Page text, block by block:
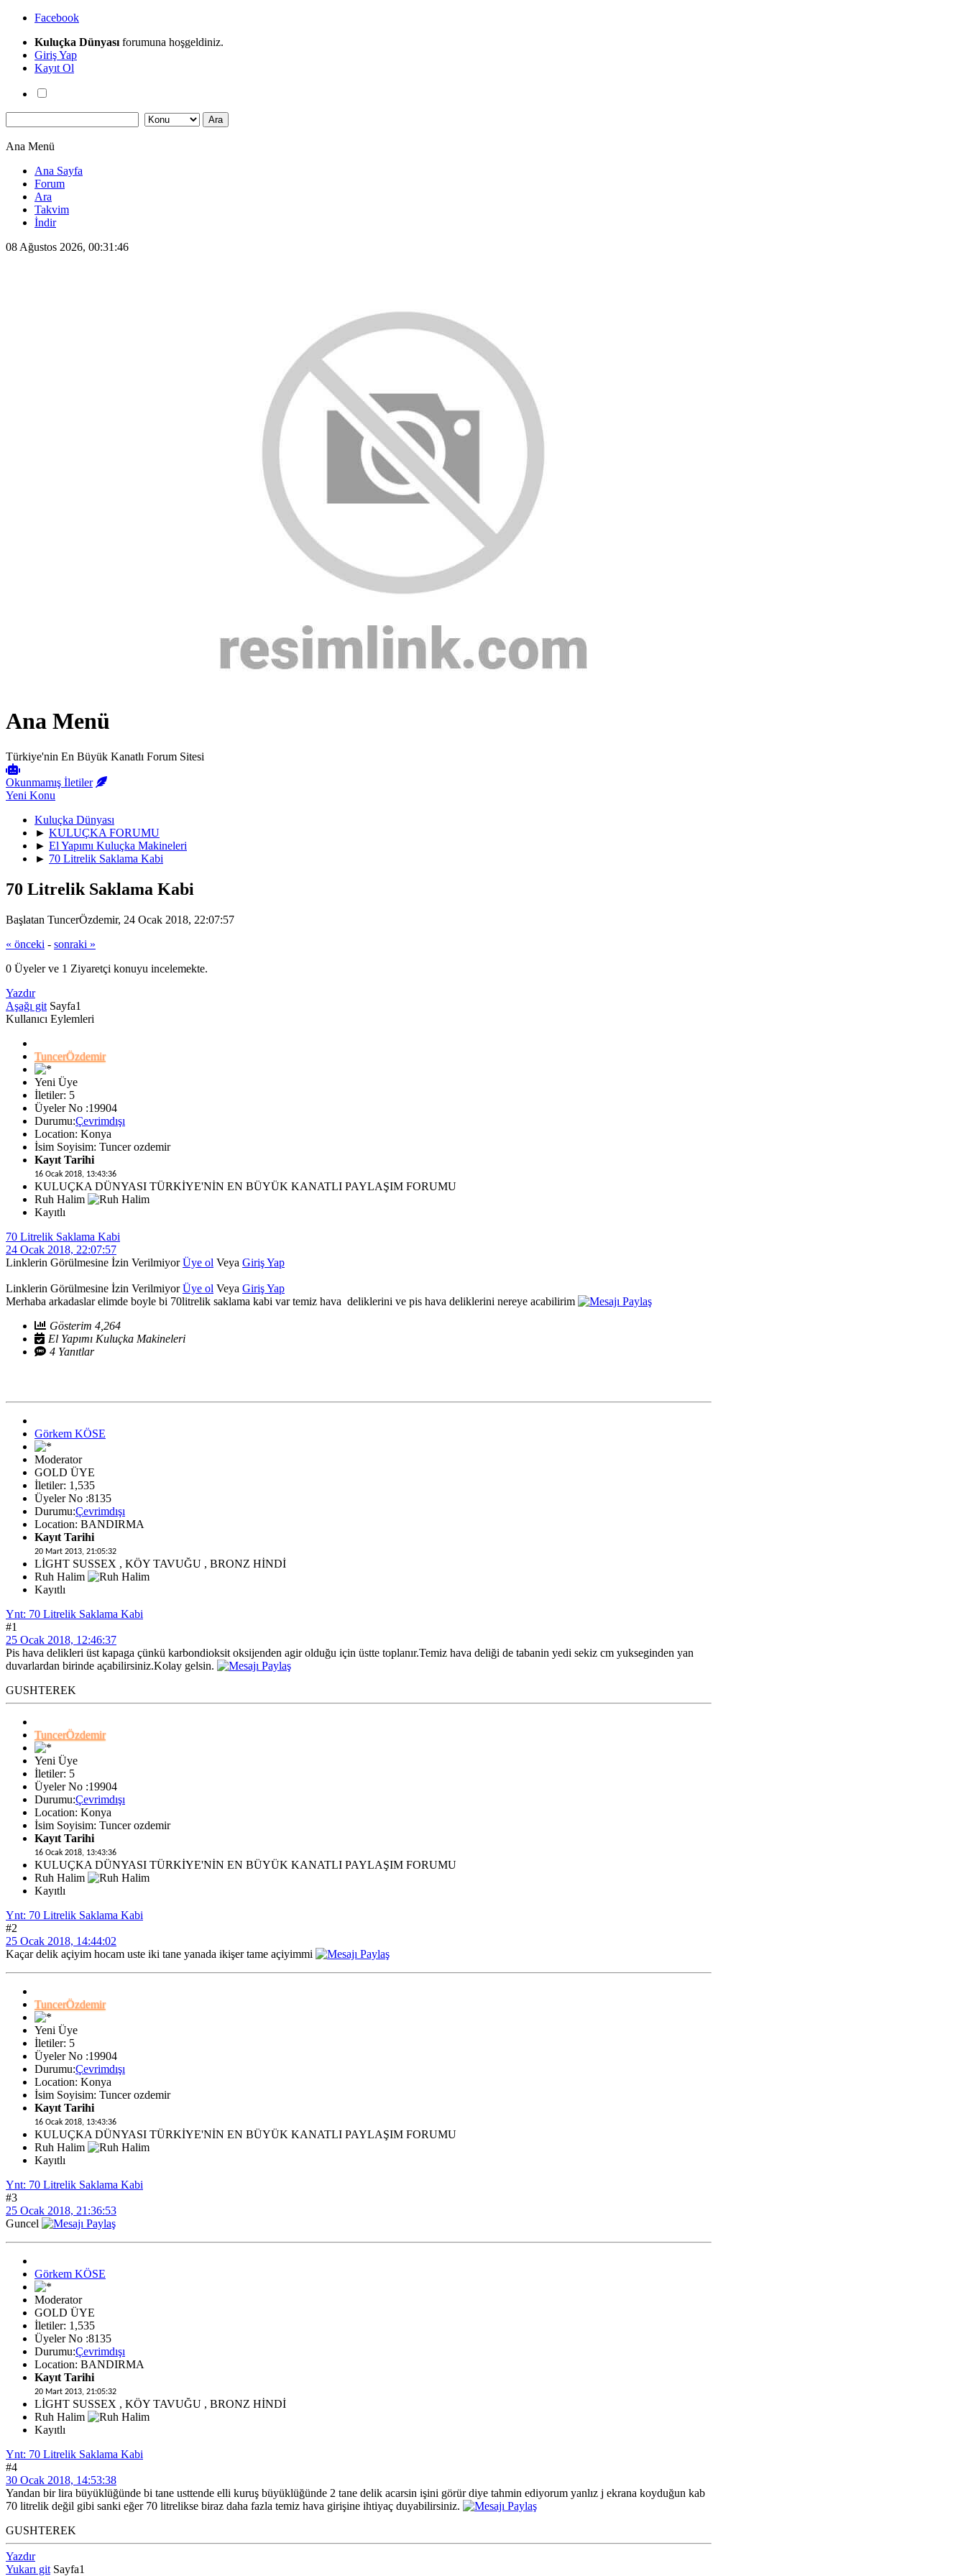
Facebook
Kuluçka Dünyası forumuna hoşgeldiniz.
Giriş Yap
Kayıt Ol
Ana Menü
Ana Sayfa
Forum
Ara
Takvim
İndir
08 Ağustos 2026, 00:31:46
Ana Menü
Türkiye'nin En Büyük Kanatlı Forum Sitesi
Okunmamış İletiler
Yeni Konu
Kuluçka Dünyası
► KULUÇKA FORUMU
► El Yapımı Kuluçka Makineleri
► 70 Litrelik Saklama Kabi
70 Litrelik Saklama Kabi
Başlatan TuncerÖzdemir, 24 Ocak 2018, 22:07:57
« önceki - sonraki »
0 Üyeler ve 1 Ziyaretçi konuyu incelemekte.
Yazdır
Aşağı git Sayfa1
Kullanıcı Eylemleri
TuncerÖzdemir
Yeni Üye
İletiler: 5
Üyeler No :19904
Durumu:Çevrimdışı
Location: Konya
İsim Soyisim: Tuncer ozdemir
Kayıt Tarihi
16 Ocak 2018, 13:43:36
KULUÇKA DÜNYASI TÜRKİYE'NİN EN BÜYÜK KANATLI PAYLAŞIM FORUMU
Ruh Halim
Kayıtlı
70 Litrelik Saklama Kabi
24 Ocak 2018, 22:07:57
Linklerin Görülmesine İzin VerilmiyorÜye ol Veya Giriş Yap
Linklerin Görülmesine İzin VerilmiyorÜye ol Veya Giriş Yap
Merhaba arkadaslar elimde boyle bi 70litrelik saklama kabi var temiz hava deliklerini ve pis hava deliklerini nereye acabilirim
Gösterim 4,264
El Yapımı Kuluçka Makineleri
4 Yanıtlar
Görkem KÖSE
Moderator
GOLD ÜYE
İletiler: 1,535
Üyeler No :8135
Durumu:Çevrimdışı
Location: BANDIRMA
Kayıt Tarihi
20 Mart 2013, 21:05:32
LİGHT SUSSEX , KÖY TAVUĞU , BRONZ HİNDİ
Ruh Halim
Kayıtlı
Ynt: 70 Litrelik Saklama Kabi
#1
25 Ocak 2018, 12:46:37
Pis hava delikleri üst kapaga çünkü karbondioksit oksijenden agir olduğu için üstte toplanır.Temiz hava deliği de tabanin yedi sekiz cm yukseginden yan
duvarlardan birinde açabilirsiniz.Kolay gelsin.
GUSHTEREK
TuncerÖzdemir
Yeni Üye
İletiler: 5
Üyeler No :19904
Durumu:Çevrimdışı
Location: Konya
İsim Soyisim: Tuncer ozdemir
Kayıt Tarihi
16 Ocak 2018, 13:43:36
KULUÇKA DÜNYASI TÜRKİYE'NİN EN BÜYÜK KANATLI PAYLAŞIM FORUMU
Ruh Halim
Kayıtlı
Ynt: 70 Litrelik Saklama Kabi
#2
25 Ocak 2018, 14:44:02
Kaçar delik açiyim hocam uste iki tane yanada ikişer tame açiyimmi
TuncerÖzdemir
Yeni Üye
İletiler: 5
Üyeler No :19904
Durumu:Çevrimdışı
Location: Konya
İsim Soyisim: Tuncer ozdemir
Kayıt Tarihi
16 Ocak 2018, 13:43:36
KULUÇKA DÜNYASI TÜRKİYE'NİN EN BÜYÜK KANATLI PAYLAŞIM FORUMU
Ruh Halim
Kayıtlı
Ynt: 70 Litrelik Saklama Kabi
#3
25 Ocak 2018, 21:36:53
Guncel
Görkem KÖSE
Moderator
GOLD ÜYE
İletiler: 1,535
Üyeler No :8135
Durumu:Çevrimdışı
Location: BANDIRMA
Kayıt Tarihi
20 Mart 2013, 21:05:32
LİGHT SUSSEX , KÖY TAVUĞU , BRONZ HİNDİ
Ruh Halim
Kayıtlı
Ynt: 70 Litrelik Saklama Kabi
#4
30 Ocak 2018, 14:53:38
Yandan bir lira büyüklüğünde bi tane usttende elli kuruş büyüklüğünde 2 tane delik acarsin işini görür diye tahmin ediyorum yanlız j ekrana koyduğun kab
70 litrelik değil gibi sanki eğer 70 litrelikse biraz daha fazla temiz hava girişine ihtiyaç duyabilirsiniz.
GUSHTEREK
Yazdır
Yukarı git Sayfa1